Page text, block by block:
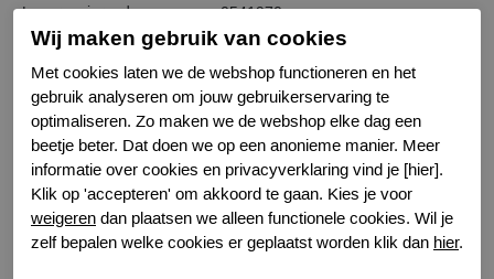
Leveranciercode
0541970
Bestelcode
634102865
Kleur
Wit
Wasvoorschrift
30 graden machinewas
Kenmerk
Bewuste Keuze!
Gerelateerde producten
Wij maken gebruik van cookies
Met cookies laten we de webshop functioneren en het
gebruik analyseren om jouw gebruikerservaring te
optimaliseren. Zo maken we de webshop elke dag een
beetje beter. Dat doen we op een anonieme manier. Meer
informatie over cookies en privacyverklaring vind je [hier].
Klik op 'accepteren' om akkoord te gaan. Kies je voor
weigeren dan plaatsen we alleen functionele cookies. Wil je
zelf bepalen welke cookies er geplaatst worden klik dan hier.